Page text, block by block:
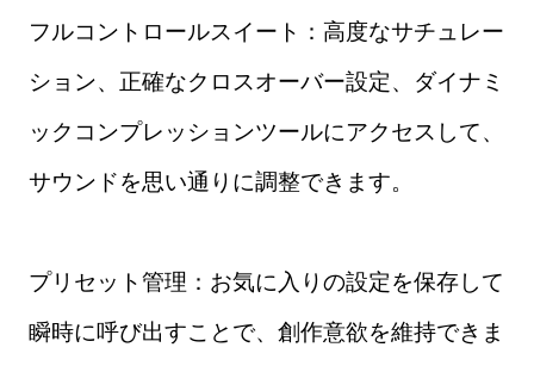
フルコントロールスイート：高度なサチュレー
ション、正確なクロスオーバー設定、ダイナミ
ックコンプレッションツールにアクセスして、
サウンドを思い通りに調整できます。
プリセット管理：お気に入りの設定を保存して
瞬時に呼び出すことで、創作意欲を維持できま